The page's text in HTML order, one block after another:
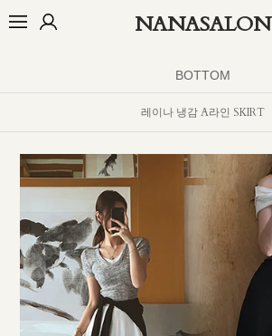
NANASALON
BOTTOM
레이나 냉감 A라인 SKIRT